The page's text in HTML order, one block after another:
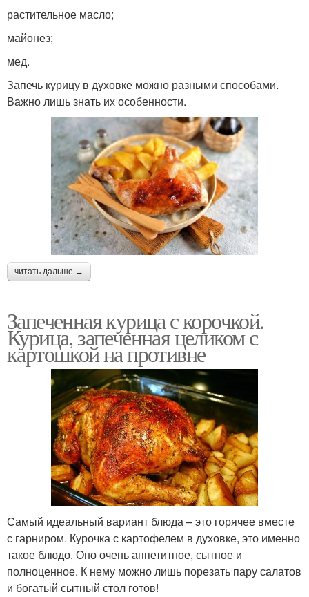
растительное масло;
майонез;
мед.
Запечь курицу в духовке можно разными способами.
Важно лишь знать их особенности.
читать дальше →
Запеченная курица с корочкой.
Курица, запеченная целиком с
картошкой на противне
Самый идеальный вариант блюда – это горячее вместе
с гарниром. Курочка с картофелем в духовке, это именно
такое блюдо. Оно очень аппетитное, сытное и
полноценное. К нему можно лишь порезать пару салатов
и богатый сытный стол готов!